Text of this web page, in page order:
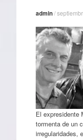
admin/
El expresidente
tormenta de un
irregularidades,